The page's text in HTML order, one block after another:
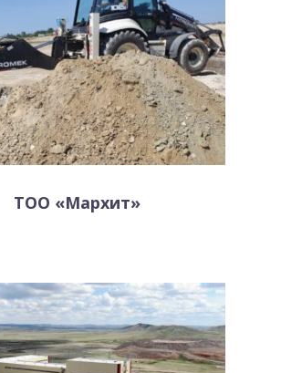
ТОО «Мархит»